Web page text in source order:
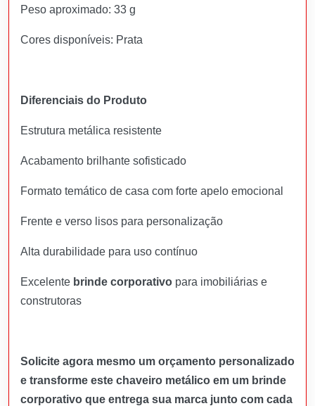
Peso aproximado: 33 g
Cores disponíveis: Prata
Diferenciais do Produto
Estrutura metálica resistente
Acabamento brilhante sofisticado
Formato temático de casa com forte apelo emocional
Frente e verso lisos para personalização
Alta durabilidade para uso contínuo
Excelente brinde corporativo para imobiliárias e
construtoras
Solicite agora mesmo um orçamento personalizado
e transforme este chaveiro metálico em um brinde
corporativo que entrega sua marca junto com cada